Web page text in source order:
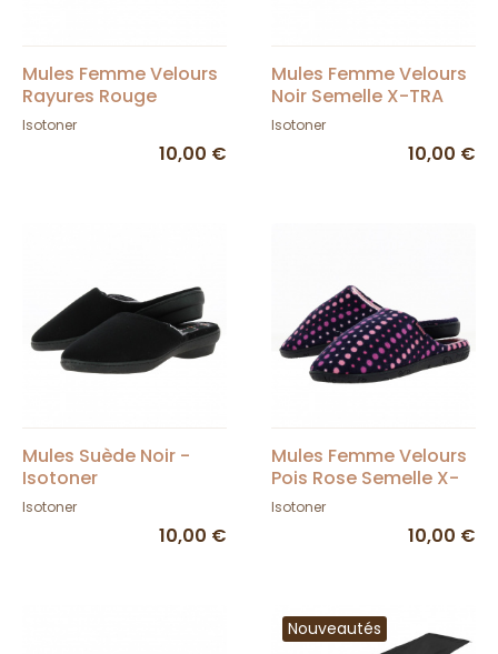
Mules Femme Velours
Rayures Rouge
Semelle X-TRA
CONFORT - Isotoner
Isotoner
10,00 €
Mules Femme Velours
Noir Semelle X-TRA
CONFORT - Isotoner
Isotoner
10,00 €
Mules Suède Noir -
Isotoner
Isotoner
10,00 €
Mules Femme Velours
Pois Rose Semelle X-
TRA CONFORT -
Isotoner
10,00 €
Nouveautés